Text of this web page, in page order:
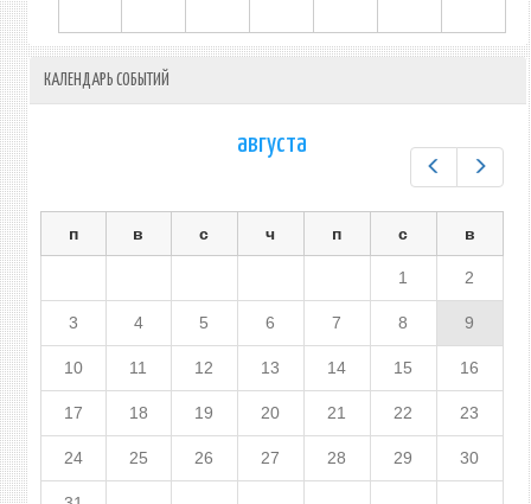
КАЛЕНДАРЬ СОБЫТИЙ
августа
п в с ч п с в
1 2
3 4 5 6 7 8 9
10 11 12 13 14 15 16
17 18 19 20 21 22 23
24 25 26 27 28 29 30